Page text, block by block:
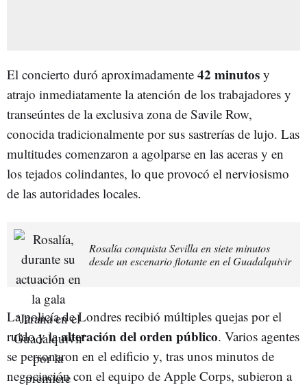
El concierto duró aproximadamente 42 minutos y
atrajo inmediatamente la atención de los trabajadores y
transeúntes de la exclusiva zona de Savile Row,
conocida tradicionalmente por sus sastrerías de lujo. Las
multitudes comenzaron a agolparse en las aceras y en
los tejados colindantes, lo que provocó el nerviosismo
de las autoridades locales.
Rosalía conquista Sevilla en siete minutos
desde un escenario flotante en el Guadalquivir
La policía de Londres recibió múltiples quejas por el
ruido y laalteración del orden público. Varios agentes
se personaron en el edificio y, tras unos minutos de
negociación con el equipo de Apple Corps, subieron a